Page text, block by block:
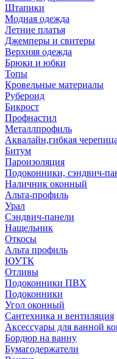
Штапики
Модная одежда
Летние платья
Джемперы и свитеры
Верхняя одежда
Брюки и юбки
Топы
Кровельные материалы
Рубероид
Бикрост
Профнастил
Металлпрофиль
Аквалайн,гибкая черепица
Битум
Пароизоляция
Подоконники, сэндвич-
Наличник оконный
Альта-профиль
Урал
Сэндвич-панели
Нащельник
Откосы
Альта профиль
ЮУТК
Отливы
Подоконники ПВХ
Подоконники
Угол оконный
Сантехника и вентиляция
Аксессуары для ванной
Бордюр на ванну
Бумагодержатели